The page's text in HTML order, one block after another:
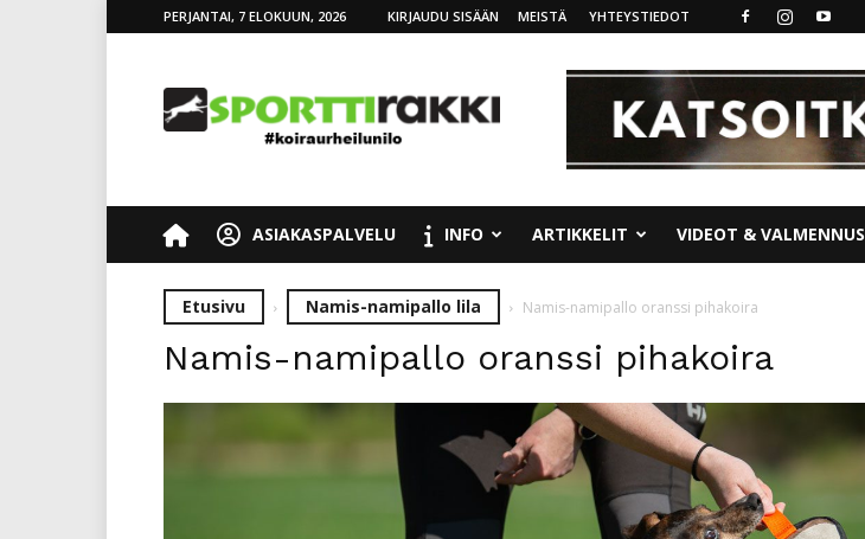
PERJANTAI, 7 ELOKUUN, 2026 KIRJAUDU SISÄÄN MEISTÄ YHTEYSTIEDOT
ASIAKASPALVELU INFO ARTIKKELIT VIDEOT & VALMENNUS
Etusivu Namis-namipallo lila Namis-namipallo oranssi pihakoira
Namis-namipallo oranssi pihakoira